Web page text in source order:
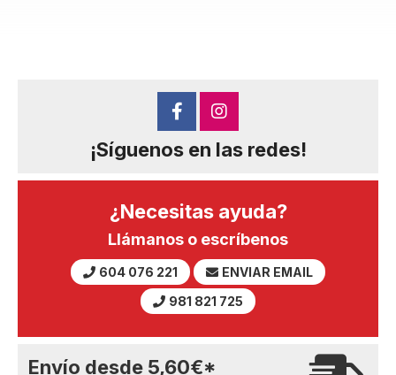
¡Síguenos en las redes!
¿Necesitas ayuda?
Llámanos o escríbenos
604 076 221
ENVIAR EMAIL
981 821 725
Envío desde 5,60€*